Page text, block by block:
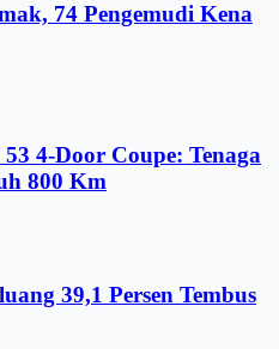
74 Pengemudi Kena
4-Door Coupe: Tenaga
800 Km
39,1 Persen Tembus